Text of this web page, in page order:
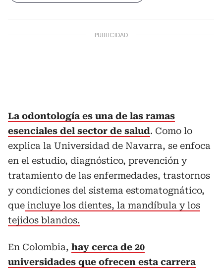
La odontología es una de las ramas
esenciales del sector de salud. Como lo
explica la Universidad de Navarra, se enfoca
en el estudio, diagnóstico, prevención y
tratamiento de las enfermedades, trastornos
y condiciones del sistema estomatognático,
que incluye los dientes, la mandíbula y los
tejidos blandos.
En Colombia, hay cerca de 20
universidades que ofrecen esta carrera